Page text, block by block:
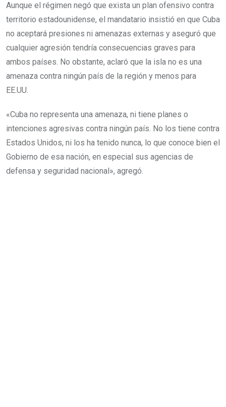
Aunque el régimen negó que exista un plan ofensivo contra
territorio estadounidense, el mandatario insistió en que Cuba
no aceptará presiones ni amenazas externas y aseguró que
cualquier agresión tendría consecuencias graves para
ambos países. No obstante, aclaró que la isla no es una
amenaza contra ningún país de la región y menos para
EE.UU.
«Cuba no representa una amenaza, ni tiene planes o
intenciones agresivas contra ningún país. No los tiene contra
Estados Unidos, ni los ha tenido nunca, lo que conoce bien el
Gobierno de esa nación, en especial sus agencias de
defensa y seguridad nacional», agregó.